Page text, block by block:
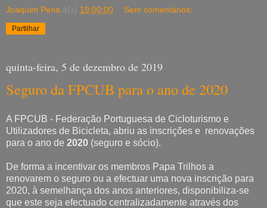
Joaquim Pena à(s) 19:00:00 Sem comentários:
Partilhar
quinta-feira, 5 de dezembro de 2019
Seguro da FPCUB para o ano de 2020
A FPCUB - Federação Portuguesa de Cicloturismo e
Utilizadores de Bicicleta, abriu as inscrições e renovações
para o ano de 2020 (seguro e sócio).
De forma a incentivar os membros Papa Trilhos a
renovarem o seguro ou a efectuar uma nova inscrição para
2020, à semelhança dos anos anteriores, disponibiliza-se
que este seja efectuado centralizadamente através dos